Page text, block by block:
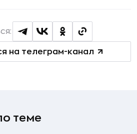
на телеграм-канал
теме